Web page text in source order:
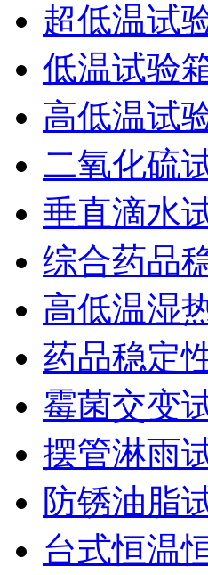
超低温试
低温试验
高低温试
二氧化硫
垂直滴水
综合药品
高低温湿
药品稳定
霉菌交变
摆管淋雨
防锈油脂
台式恒温